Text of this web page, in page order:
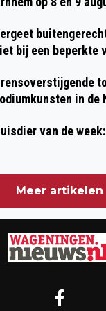
bij een beperkte
in de
van de
Meer artikelen